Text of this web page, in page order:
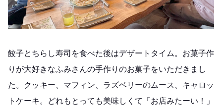
餃子とちらし寿司を食べた後はデザートタイム。お菓子作
りが大好きなふみさんの手作りのお菓子をいただきまし
た。クッキー、マフィン、ラズベリーのムース、キャロッ
トケーキ。どれもとっても美味しくて「お店みたーい！」